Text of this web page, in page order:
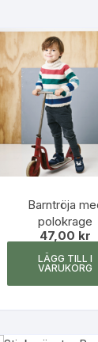
Barntröja
polokrage
47,00 kr
LÄGG TILL I
VARUKORG